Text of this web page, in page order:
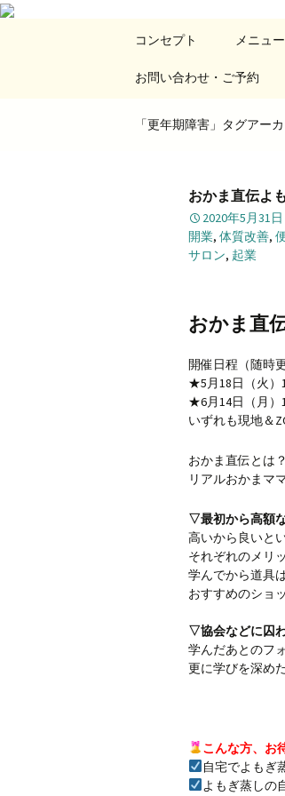
R's room
埼玉県狭山ヶ丘アロマヒーリングサロン・黄土
コンセプト メニュー
お問い合わせ・ご予約
「更年期障害」タグアー
おかま直伝よ
2020年5月31日
開業, 体質改善,
サロン, 起業
おかま直
開催日程（随時
★5月18日（火）
★6月14日（月）
いずれも現地＆
おかま直伝とは？
リアルおかまマ
▽最初から高額
高いから良いと
それぞれのメリ
学んでから道具
おすすめのショ
▽協会などに囚
学んだあとのフ
更に学びを深め
こんな方、お
自宅でよもぎ
よもぎ蒸しの